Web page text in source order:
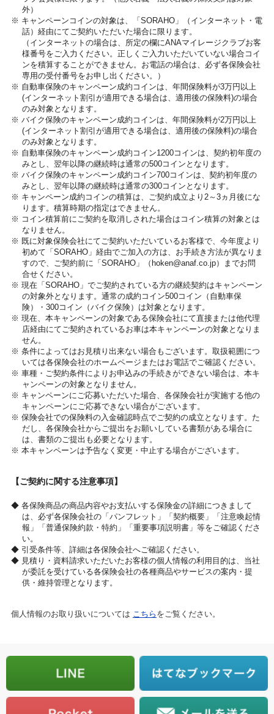
外）
※ キャンペーンコインの対象は、「SORAHO」（インターネット・電
話）経由にてご契約いただいた場合に限ります。
（インターネットの場合は、所定の欄にANAマイレージクラブお客
様番号をご入力ください。正しくご入力いただいていない場合コイ
ンを積算することができません。お電話の場合は、必ず各保険会社
専用の受付番号をお申し出ください。）
※ 自動車保険のキャンペーン成約コインは、年間保険料が3万円以上
(インターネット割引が適用できる場合は、適用後の保険料)の場合
のみ対象となります。
※ バイク保険のキャンペーン成約コインは、年間保険料が2万円以上
(インターネット割引が適用できる場合は、適用後の保険料)の場合
のみ対象となります。
※ 自動車保険のキャンペーン成約コイン1200コインは、契約初年度の
みとし、翌年以降の継続時は通常の500コインとなります。
※ バイク保険のキャンペーン成約コイン700コインは、契約初年度の
みとし、翌年以降の継続時は通常の300コインとなります。
※ キャンペーン成約コインの積算は、ご契約成立より2～3ヵ月後にな
ります。積算時期の指定はできません。
※ コイン積算前にご契約を取消しされた場合はコイン積算の対象とは
なりません。
※ 既に対象保険会社にてご契約いただいているお客様で、今年度より
初めて「SORAHO」経由でご加入の方は、お手続き方法が異なりま
すので、ご契約前に「SORAHO」（hoken@anaf.co.jp）までお問
合せください。
※ 現在「SORAHO」でご契約されている方の継続契約はキャンペーン
の対象外となります。通常の成約コイン500コイン（自動車保
険）・300コイン（バイク保険）は対象となります。
※ 現在、本キャンペーンの対象である保険会社にて直接または他代理
店経由にてご契約されているお車は本キャンペーンの対象となりま
せん。
※ 条件によってはお見積り出来ない場合もございます。取扱範囲につ
いては各保険会社のホームページまたはお電話でご確認ください。
※ 車種・ご契約条件によりお申込みの手続きができない場合は、本キ
ャンペーンの対象となりません。
※ キャンペーンにご応募いただいた場合、各保険会社が実施する他の
キャンペーンにご応募できない場合がございます。
※ 保険会社での保険料の入金確認時点でご契約の成立となります。た
だし、各保険会社からご提出をお願いしている書類がある場合に
は、書類のご提出も必要となります。
※ 本キャンペーンは予告なく変更・中止する場合がございます。
【ご契約に関する注意事項】
◆ 各保険商品の商品内容やお支払いする保険金の詳細につきまして
は、必ず各保険会社の「パンフレット」「契約概要」「注意喚起情
報」「普通保険約款・特約」「重要事項説明書」等をご確認くださ
い。
◆ 引受条件等、詳細は各保険会社へご確認ください。
◆ 見積り・資料請求いただいたお客様の個人情報の利用目的は、当社
が委託を受けている各保険会社の各種商品やサービスの案内・提
供・維持管理となります。
個人情報のお取り扱いについては こちら をご覧ください。